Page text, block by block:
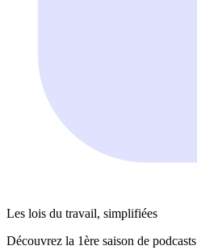
Les lois du travail, simplifiées
Découvrez la 1ère saison de podcasts